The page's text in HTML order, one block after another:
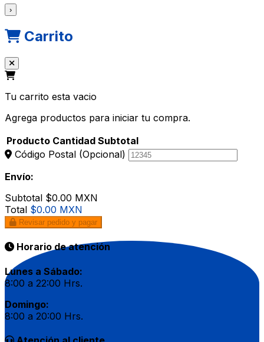
›
Carrito
Tu carrito esta vacio
Agrega productos para iniciar tu compra.
Producto Cantidad Subtotal
Código Postal (Opcional)
Envío:
Subtotal $0.00 MXN
Total $0.00 MXN
Revisar pedido y pagar
Horario de atención
Lunes a Sábado:
8:00 a 22:00 Hrs.
Domingo:
8:00 a 20:00 Hrs.